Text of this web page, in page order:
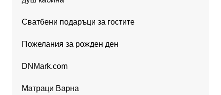
Сватбени подаръци за гостите
Пожелания за рожден ден
DNMark.com
Матраци Варна